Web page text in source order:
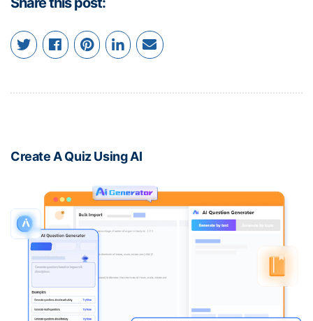
Create A Quiz Using AI